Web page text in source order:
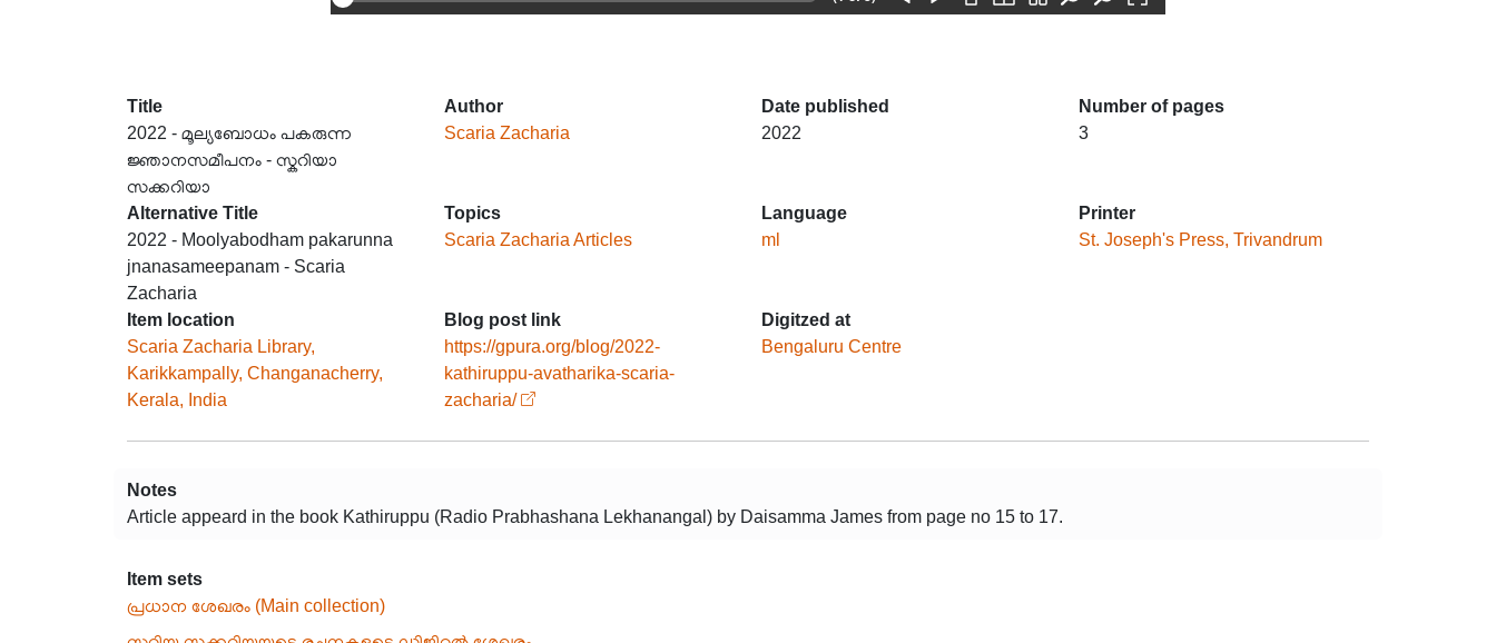
Title
2022 - മൂല്യബോധം പകരുന്ന
ജ്ഞാനസമീപനം - സ്കറിയാ
സക്കറിയാ
Author
Scaria Zacharia
Date published
2022
Number of pages
3
Alternative Title
2022 - Moolyabodham pakarunna
jnanasameepanam - Scaria
Zacharia
Topics
Scaria Zacharia Articles
Language
ml
Printer
St. Joseph's Press, Trivandrum
Item location
Scaria Zacharia Library,
Karikkampally, Changanacherry,
Kerala, India
Blog post link
https://gpura.org/blog/2022-
kathiruppu-avatharika-scaria-
zacharia/
Digitzed at
Bengaluru Centre
Notes
Article appeard in the book Kathiruppu (Radio Prabhashana Lekhanangal) by Daisamma James from page no 15 to 17.
Item sets
പ്രധാന ശേഖരം (Main collection)